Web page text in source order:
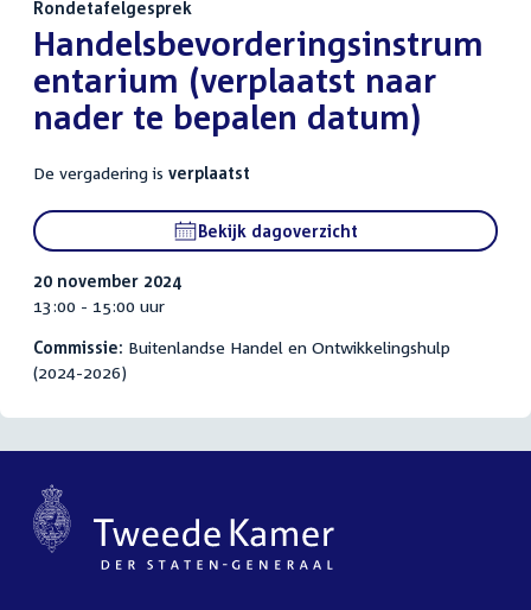
Rondetafelgesprek
:Handelsbevorderingsinstrum
entarium (verplaatst naar
nader te bepalen datum)
De vergadering is verplaatst
Bekijk dagoverzicht
20 november 2024
13:00 - 15:00 uur
Commissie: Buitenlandse Handel en Ontwikkelingshulp
(2024-2026)